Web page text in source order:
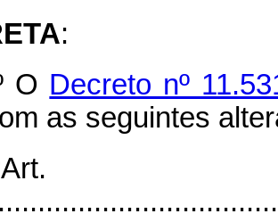
:
O Decreto nº
as seguintes